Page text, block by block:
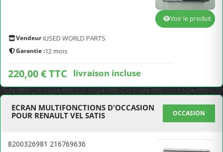
Vendeur :USED WORLD PARTS
Garantie :12 mois
220,00 € TTC livraison incluse
Voir le produit
ECRAN MULTIFONCTIONS D'OCCASION
POUR RENAULT VEL SATIS
OCCASION
8200326981 216769636